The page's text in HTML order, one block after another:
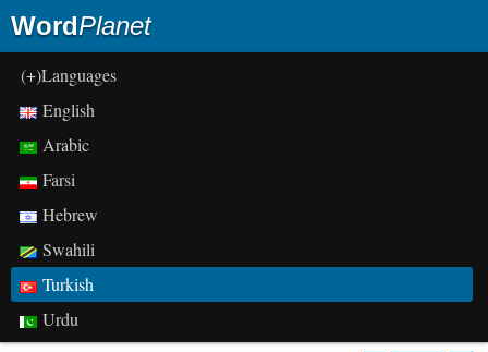
WordPlanet
(+)Languages
English
Arabic
Farsi
Hebrew
Swahili
Turkish
Urdu